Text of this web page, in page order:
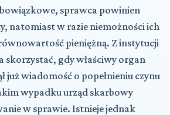
sprawca powinien
natomiast w razie niemożności ich
pieniężną. Z instytucji
skorzystać, gdy właściwy organ
już wiadomość o popełnieniu czynu
wypadku urząd skarbowy
w sprawie. Istnieje jednak